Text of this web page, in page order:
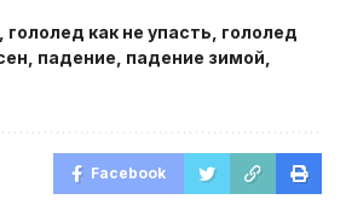
гололед как не упасть гололед
падение падение зимой
Facebook